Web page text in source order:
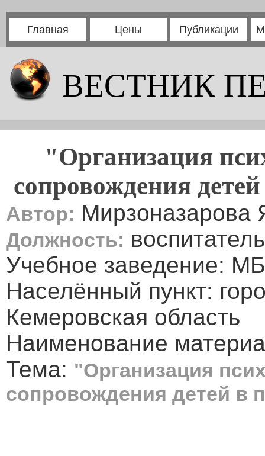
Главная Цены Публикации
ВЕСТНИК
"Организация
сопровождения
Автор: Мирзоназарова
Должность: воспитатель
Учебное заведение:
Населённый пункт:
Кемеровская область
Наименование
Тема: "Организация
сопровождения детей в